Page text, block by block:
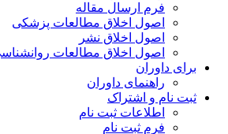
فرم ارسال مقاله
اصول اخلاق مطالعات پزشکی
اصول اخلاق نشر
اصول اخلاق مطالعات روانشناسی
برای داوران
راهنمای داوران
ثبت نام و اشتراک
اطلاعات ثبت نام
فرم ثبت نام